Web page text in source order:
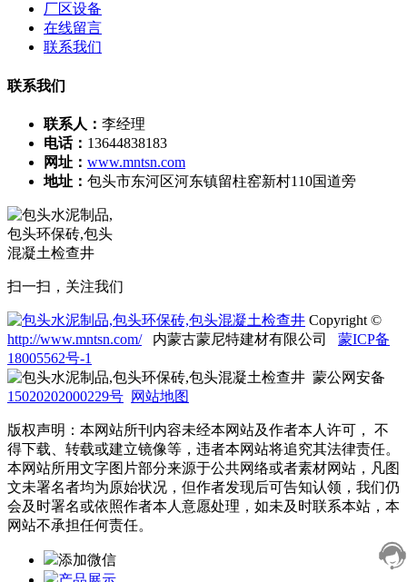
厂区设备
在线留言
联系我们
联系我们
联系人： 李经理
电话： 13644838183
网址： www.mntsn.com
地址： 包头市东河区河东镇留柱窑新村110国道旁
扫一扫，关注我们
Copyright ©
http://www.mntsn.com/内蒙古蒙尼特建材有限公司 蒙ICP备
18005562号-1
蒙公网安备
15020202000229号 网站地图
版权声明：本网站所刊内容未经本网站及作者本人许可， 不
得下载、转载或建立镜像等，违者本网站将追究其法律责任。
本网站所用文字图片部分来源于公共网络或者素材网站，凡图
文未署名者均为原始状况，但作者发现后可告知认领，我们仍
会及时署名或依照作者本人意愿处理，如未及时联系本站，本
网站不承担任何责任。
添加微信